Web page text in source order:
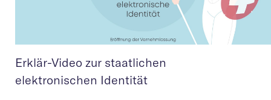
Erklär-Video zur staatlichen
elektronischen Identität